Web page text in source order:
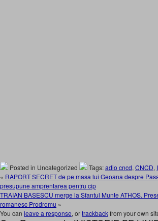
Posted in Uncategorized Tags:adio cncd, CNCD,
« RAPORT SECRET de pe masa lui Geoana despre
presupune amprentarea pentru cip
TRAIAN BASESCU merge la Sfantul Munte ATHOS.
romanesc Prodromu »
You can leave a response, ortrackbackfrom your own